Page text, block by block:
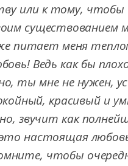
или к тому,
питает меня
Ведь как бы
ты мне не нужен,
красивый и
звучит как
настоящая
чтобы